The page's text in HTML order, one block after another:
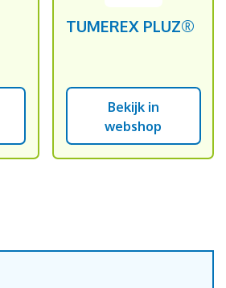
TUMEREX PLUZ®
Bekijk in
webshop